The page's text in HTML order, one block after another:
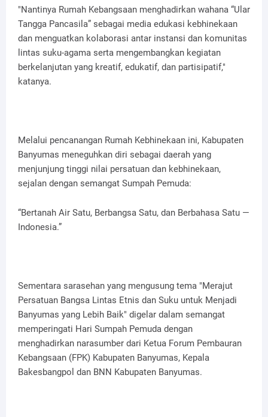
"Nantinya Rumah Kebangsaan menghadirkan wahana “Ular
Tangga Pancasila” sebagai media edukasi kebhinekaan
dan menguatkan kolaborasi antar instansi dan komunitas
lintas suku-agama serta mengembangkan kegiatan
berkelanjutan yang kreatif, edukatif, dan partisipatif,"
katanya.
Melalui pencanangan Rumah Kebhinekaan ini, Kabupaten
Banyumas meneguhkan diri sebagai daerah yang
menjunjung tinggi nilai persatuan dan kebhinekaan,
sejalan dengan semangat Sumpah Pemuda:
“Bertanah Air Satu, Berbangsa Satu, dan Berbahasa Satu —
Indonesia.”
Sementara sarasehan yang mengusung tema "Merajut
Persatuan Bangsa Lintas Etnis dan Suku untuk Menjadi
Banyumas yang Lebih Baik" digelar dalam semangat
memperingati Hari Sumpah Pemuda dengan
menghadirkan narasumber dari Ketua Forum Pembauran
Kebangsaan (FPK) Kabupaten Banyumas, Kepala
Bakesbangpol dan BNN Kabupaten Banyumas.